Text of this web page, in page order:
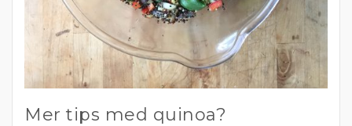
Mer tips med quinoa?